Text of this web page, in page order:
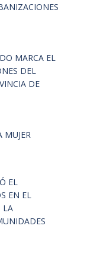
MARCA EL
DEL
DE
MUJER
EL
EN EL
LA